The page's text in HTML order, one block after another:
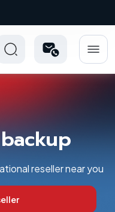
reseller near you